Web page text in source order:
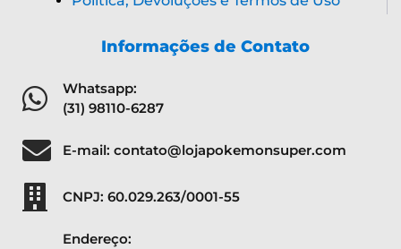
Informações de Contato
Whatsapp:
(31) 98110-6287
E-mail: contato@lojapokemonsuper.com
CNPJ: 60.029.263/0001-55
Endereço: